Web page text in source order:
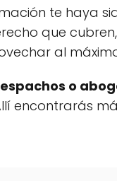
te haya
que
al
o
encontrarás